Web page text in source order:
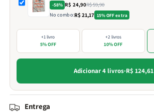
-58% R$ 24,90R$ 59,90
No combo:R$ 21,17 15% OFF extra
+1 livro
5% OFF
+2 livros
10% OFF
Adicionar 4 livros·R$ 124,61
Entrega